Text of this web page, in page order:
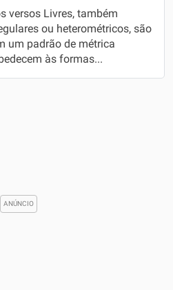
versos Livres, também
ou heterométricos, são
um padrão de métrica
às formas...